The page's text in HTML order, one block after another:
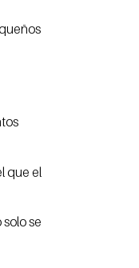
que el
se